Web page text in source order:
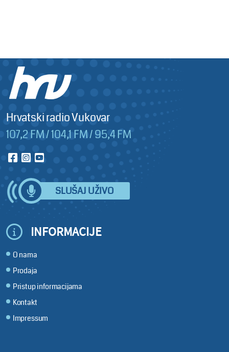
Hrvatski radio Vukovar
107,2 FM / 104,1 FM / 95,4 FM
SLUŠAJ UŽIVO
INFORMACIJE
O nama
Prodaja
Pristup informacijama
Kontakt
Impressum